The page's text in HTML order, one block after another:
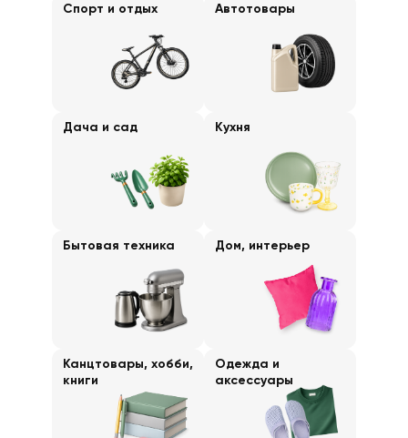
Спорт и отдых Автотовары
Дача и сад Кухня
Бытовая техника Дом, интерьер
Канцтовары, хобби,
книги
Одежда и
аксессуары